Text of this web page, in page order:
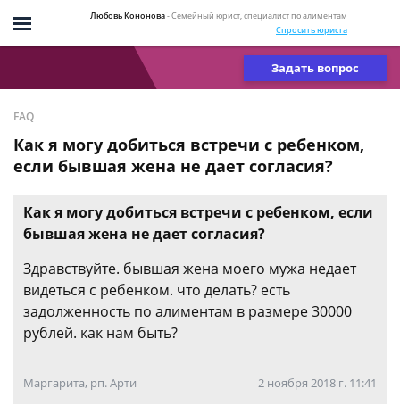
Любовь Кононова- Семейный юрист, специалист по алиментам
Спросить юриста
Задать вопрос
FAQ
Как я могу добиться встречи с ребенком,
если бывшая жена не дает согласия?
Как я могу добиться встречи с ребенком, если
бывшая жена не дает согласия?
Здравствуйте. бывшая жена моего мужа недает
видеться с ребенком. что делать? есть
задолженность по алиментам в размере 30000
рублей. как нам быть?
Маргарита, рп. Арти 2 ноября 2018 г. 11:41